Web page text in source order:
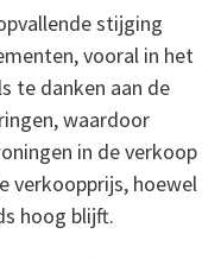
stijging
vooral in het
te danken aan de
waardoor
in de verkoop
verkoopprijs, hoewel
hoog blijft.